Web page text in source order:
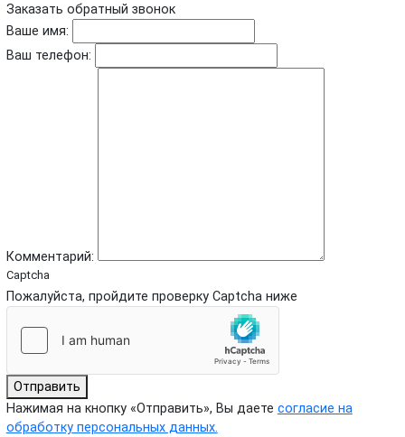
Заказать обратный звонок
Ваше имя:
Ваш телефон:
Комментарий:
Captcha
Пожалуйста, пройдите проверку Captcha ниже
Отправить
Нажимая на кнопку «Отправить», Вы даете согласие на
обработку персональных данных.